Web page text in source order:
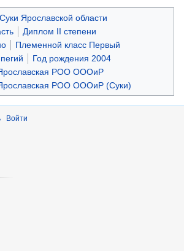
Суки Ярославской области
Диплом II степени
Племенной класс Первый
Год рождения 2004
РОО ОООиР
РОО ОООиР (Суки)
Войти